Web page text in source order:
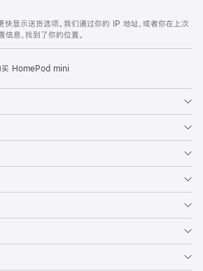
快显示送货选项。我们通过你的 IP 地址，或者你在上次
息，找到了你的位置。
买 HomePod mini